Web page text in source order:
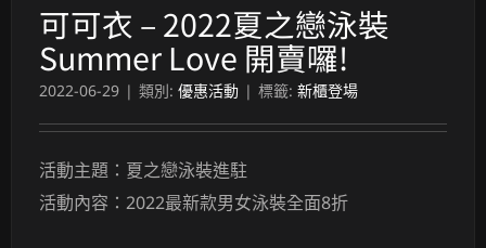
可可衣 – 2022夏之戀泳裝
Summer Love 開賣囉!
2022-06-29 | 類別: 優惠活動 | 標籤: 新櫃登場
活動主題：夏之戀泳裝進駐
活動內容：2022最新款男女泳裝全面8折